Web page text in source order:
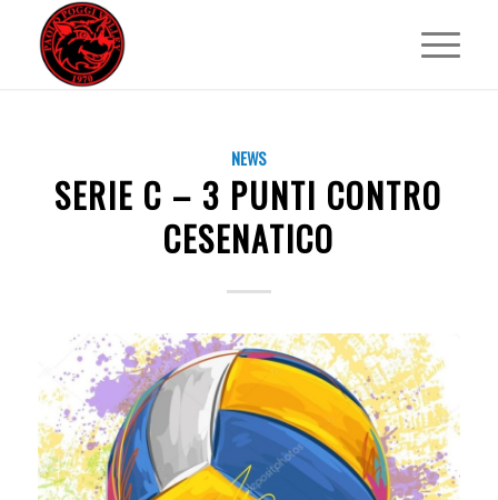
NEWS
SERIE C – 3 PUNTI CONTRO
CESENATICO